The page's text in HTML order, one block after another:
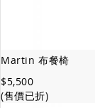
Martin 布餐椅
$5,500
(售價已折)